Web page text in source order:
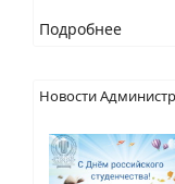
Подробнее
Новости